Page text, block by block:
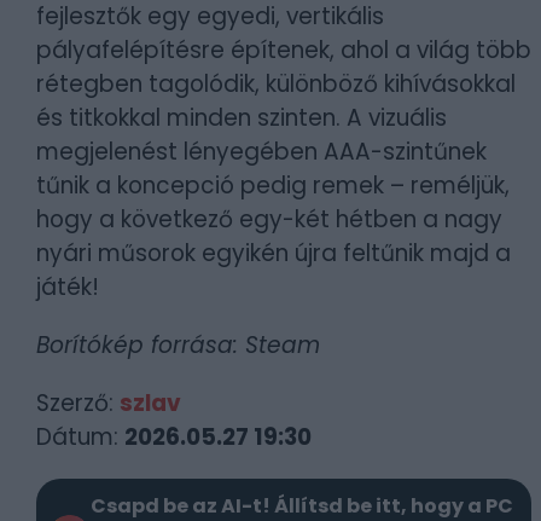
fejlesztők egy egyedi, vertikális
pályafelépítésre építenek, ahol a világ több
rétegben tagolódik, különböző kihívásokkal
és titkokkal minden szinten. A vizuális
megjelenést lényegében AAA-szintűnek
tűnik a koncepció pedig remek – reméljük,
hogy a következő egy-két hétben a nagy
nyári műsorok egyikén újra feltűnik majd a
játék!
Borítókép forrása: Steam
Szerző: szlav
Dátum: 2026.05.27 19:30
Csapd be az AI-t! Állítsd be itt, hogy a PC